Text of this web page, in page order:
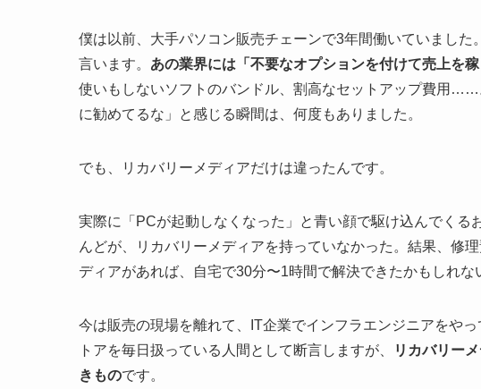
僕は以前、大手パソコン販売チェーンで3年間働いていまし
言います。 あの業界には「不要なオプションを付けて売上を
使いもしないソフトのバンドル、割高なセットアップ費用
に勧めてるな」と感じる瞬間は、何度もありました。
でも、リカバリーメディアだけは違ったんです。
実際に「PCが起動しなくなった」と青い顔で駆け込んでくる
んどが、リカバリーメディアを持っていなかった。結果、修
ディアがあれば、自宅で30分〜1時間で解決できたかもしれな
今は販売の現場を離れて、IT企業でインフラエンジニアをや
トアを毎日扱っている人間として断言しますが、
リカバリー
きものです。